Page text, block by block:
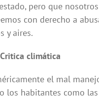
pero que
con derecho a
y aires.
Critica climática
el mal
los habitantes como